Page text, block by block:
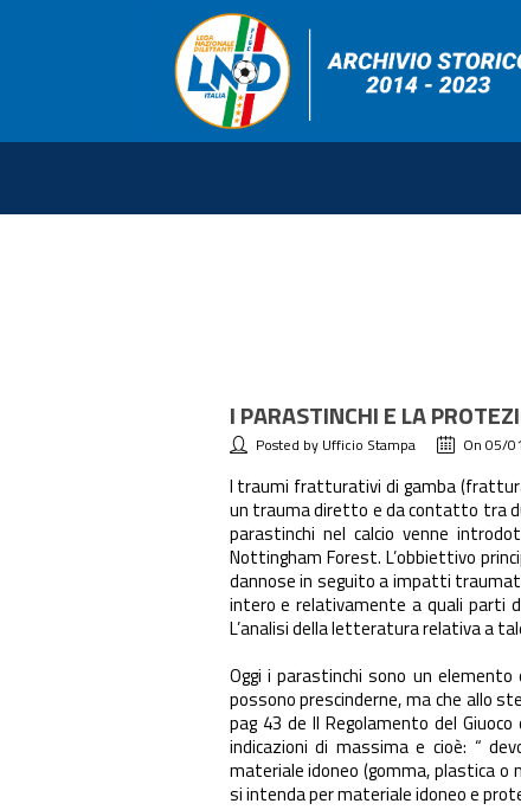
I PARASTINCHI E LA
Posted by Ufficio Stampa On 05/
I traumi fratturativi di gamba
un trauma diretto e da contatto tra
parastinchi nel calcio venne
Nottingham Forest. L’obbiettivo
dannose in seguito a impatti
intero e relativamente a quali parti
L’analisi della letteratura relativa a
Oggi i parastinchi sono un
possono prescinderne, ma che allo
pag 43 de Il Regolamento del
indicazioni di massima e cioè: “
materiale idoneo (gomma, plastica o
si intenda per materiale idoneo e